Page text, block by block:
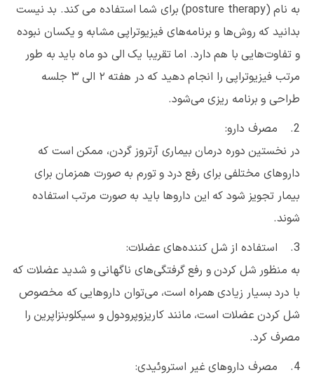
به نام (posture therapy) برای شما استفاده می کند. بد نیست
بدانید که روش‌ها و برنامه‌های فیزیوتراپی مشابه و یکسان نبوده
و تفاوت‌هایی با هم دارد. اما تقریبا یک الی دو ماه باید به طور
مرتب فیزیوتراپی را انجام دهید که در هفته ۲ الی ۳ جلسه
طراحی و برنامه ریزی می‌شود.
2. مصرف دارو:
در نخستین دوره درمان بیماری آرتروز گردن، ممکن است که
داروهای مختلفی برای رفع درد و تورم به صورت همزمان برای
بیمار تجویز شود که این داروها باید به صورت مرتب استفاده
شوند.
3. استفاده از شل کننده‌های عضلات:
به منظور شل کردن و رفع گرفتگی‌های ناگهانی و شدید عضلات که
با درد بسیار زیادی همراه است، می‌توان داروهایی که مخصوص
شل کردن عضلات است، مانند کاریزوپرودول و سیکلوبنزاپرین را
مصرف کرد.
4. مصرف داروهای غیر استروئیدی: